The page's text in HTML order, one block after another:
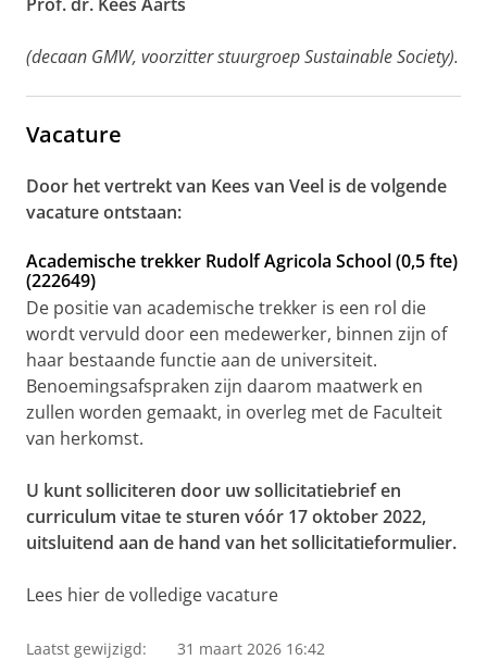
(decaan GMW, voorzitter stuurgroep Sustainable Society).
Vacature
Door het vertrekt van Kees van Veel is de volgende
vacature ontstaan:
Academische trekker Rudolf Agricola School (0,5 fte)
(222649)
De positie van academische trekker is een rol die
wordt vervuld door een medewerker, binnen zijn of
haar bestaande functie aan de universiteit.
Benoemingsafspraken zijn daarom maatwerk en
zullen worden gemaakt, in overleg met de Faculteit
van herkomst.
U kunt solliciteren door uw sollicitatiebrief en
curriculum vitae te sturen vóór 17 oktober 2022,
uitsluitend aan de hand van het sollicitatieformulier.
Lees hier de volledige vacature
Laatst gewijzigd: 31 maart 2026 16:42